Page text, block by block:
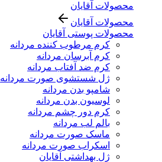
محصولات آقایان
محصولات آقایان
محصولات پوستی آقایان
کرم مرطوب کننده مردانه
کرم آبرسان مردانه
کرم ضد آفتاب مردانه
ژل شستشوی صورت مردانه
شامپو بدن مردانه
لوسیون بدن مردانه
کرم دور چشم مردانه
بالم لب مردانه
ماسک صورت مردانه
اسکراب صورت مردانه
ژل بهداشتی آقایان